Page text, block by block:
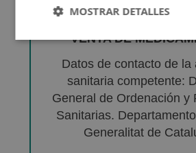
VENTA DE
Datos de contacto de la
sanitaria competente:
General de Ordenación y
Sanitarias.
Generalitat de
MOSTRAR DETALLES